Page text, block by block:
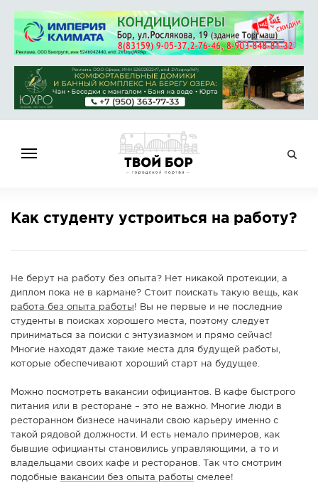
НОВОСТИ
РАБОТА
АФИША
СПРАВКА
СТАТЬИ
ГОЛОСОВАНИЯ
ПРЕДЛОЖИТЬ НОВОСТЬ
Как студенту устроиться на работу?
Не берут на работу без опыта? Нет никакой протекции, а
диплом пока не в кармане? Стоит поискать такую вещь, как
работа без опыта работы! Вы не первые и не последние
студенты в поисках хорошего места, поэтому следует
приниматься за поиски с энтузиазмом и прямо сейчас!
Многие находят даже такие места для будущей работы,
которые обеспечивают хороший старт на будущее.
Можно посмотреть вакансии официантов. В кафе быстрого
питания или в ресторане – это не важно. Многие люди в
ресторанном бизнесе начинали свою карьеру именно с
такой рядовой должности. И есть немало примеров, как
бывшие официанты становились управляющими, а то и
владельцами своих кафе и ресторанов. Так что смотрим
подобные вакансии без опыта работы смелее!